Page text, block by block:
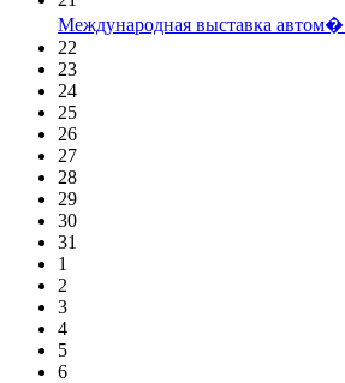
Международная выставка
22
23
24
25
26
27
28
29
30
31
1
2
3
4
5
6